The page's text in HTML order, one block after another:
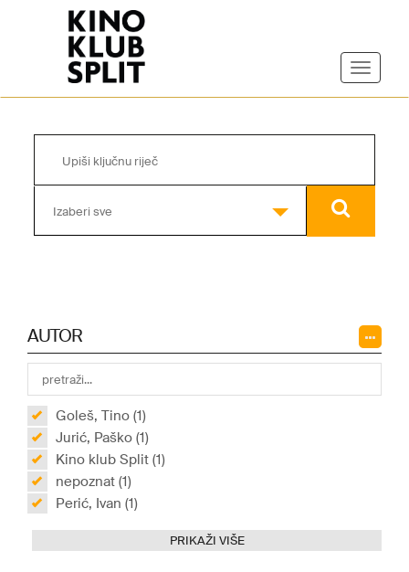
Izaberi sve
AUTOR
Goleš, Tino (1)
Jurić, Paško (1)
Kino klub Split (1)
nepoznat (1)
Perić, Ivan (1)
PRIKAŽI VIŠE